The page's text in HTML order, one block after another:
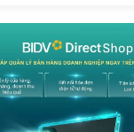
giải thưởng này.